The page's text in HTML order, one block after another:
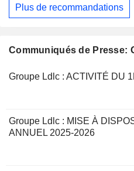
Plus de recommandations
Communiqués de Presse:
Groupe Ldlc : ACTIVITÉ DU
Groupe Ldlc : MISE À
ANNUEL 2025-2026